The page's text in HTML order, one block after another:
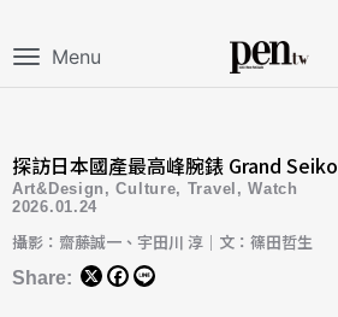
Menu
探訪日本國產最高峰腕錶 Grand
Art&Design ,Culture, Travel ,Watch
2026.01.24
攝影：齋藤誠一、宇田川 淳｜文：篠田哲生
Share: